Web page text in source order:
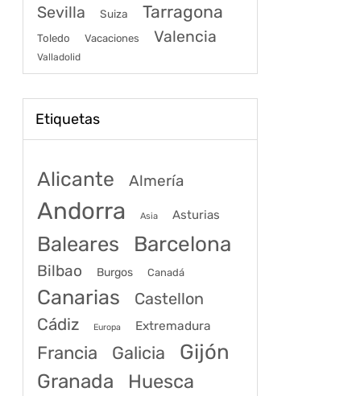
Sevilla Suiza Tarragona
Toledo Vacaciones Valencia
Valladolid
Etiquetas
Alicante Almería
Andorra Asia Asturias
Baleares Barcelona
Bilbao Burgos Canadá
Canarias
Castellon
Cádiz
Europa Extremadura
Francia Galicia Gijón
Granada Huesca